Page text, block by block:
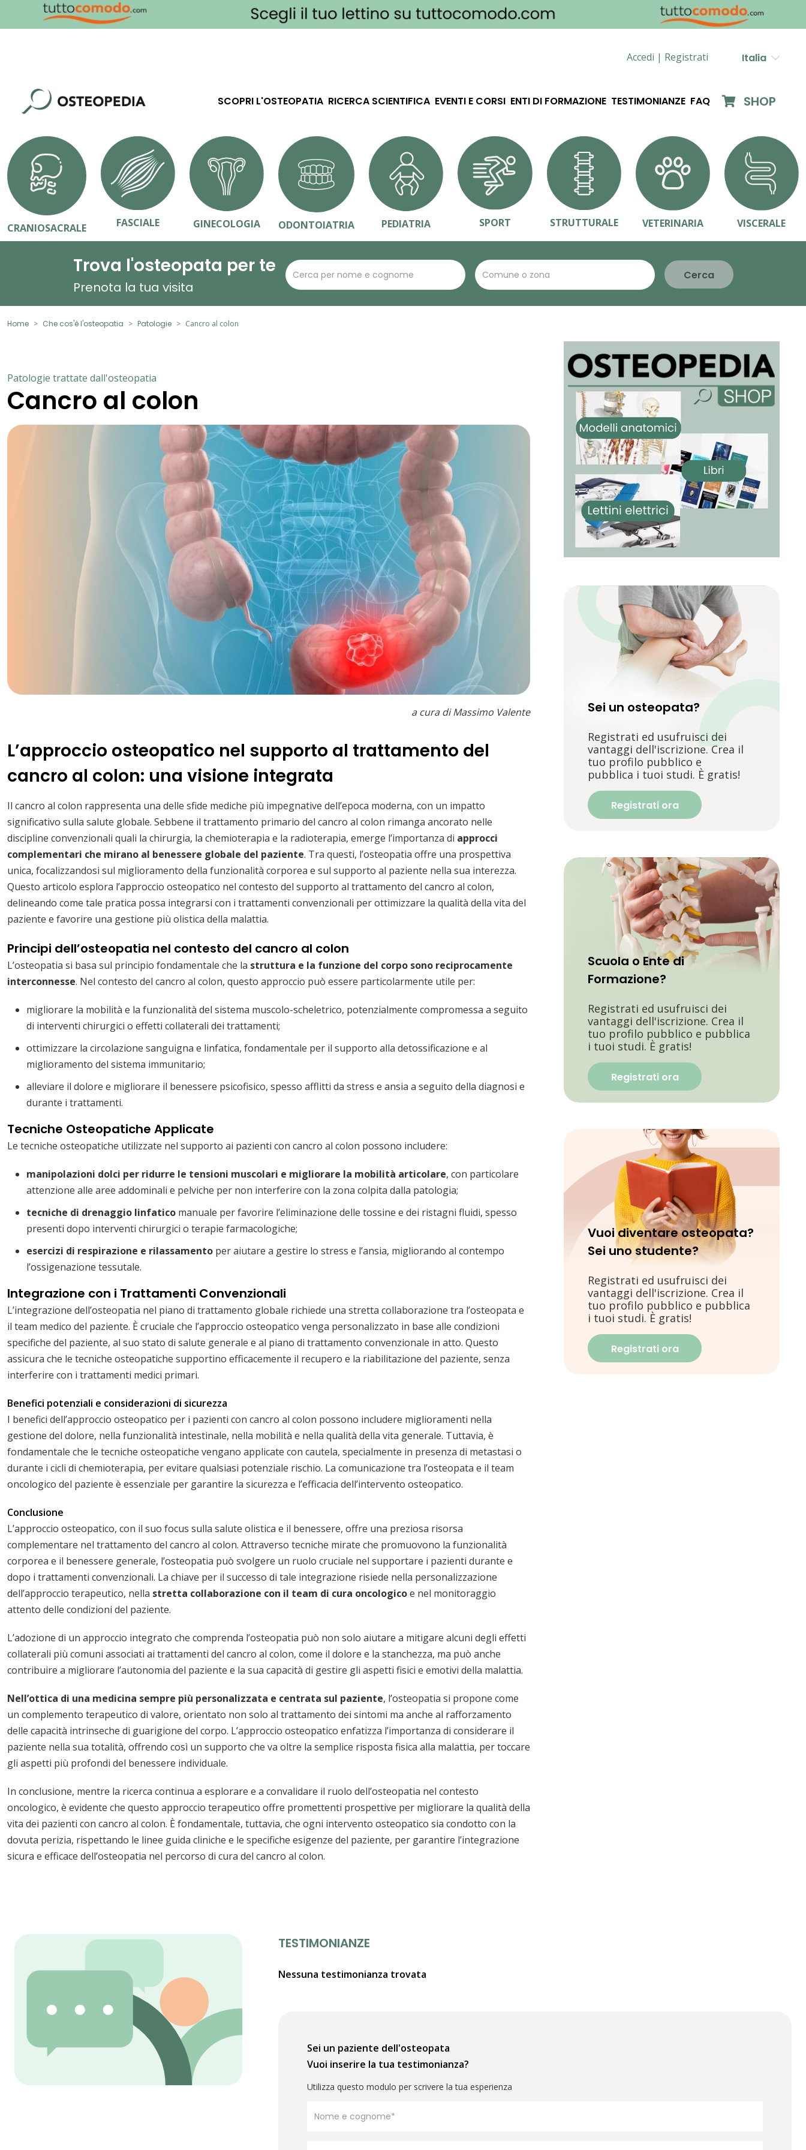
Accedi | Registrati Italia
SCOPRI L'OSTEOPATIA RICERCA SCIENTIFICA EVENTI E CORSI ENTI DI FORMAZIONE TESTIMONIANZE FAQ SHOP
CRANIOSACRALE FASCIALE GINECOLOGIA ODONTOIATRIA PEDIATRIA SPORT STRUTTURALE VETERINARIA VISCERALE
Trova l'osteopata per te
Prenota la tua visita
Cerca
Home Che cos'è l'osteopatia Patologie Cancro al colon
Patologie trattate dall'osteopatia
Cancro al colon
a cura di Massimo Valente
L’approccio osteopatico nel supporto al trattamento del
cancro al colon: una visione integrata
Il cancro al colon rappresenta una delle sfide mediche più impegnative dell’epoca moderna, con un impatto
significativo sulla salute globale. Sebbene il trattamento primario del cancro al colon rimanga ancorato nelle
discipline convenzionali quali la chirurgia, la chemioterapia e la radioterapia, emerge l’importanza di approcci
complementari che mirano al benessere globale del paziente. Tra questi, l’osteopatia offre una prospettiva
unica, focalizzandosi sul miglioramento della funzionalità corporea e sul supporto al paziente nella sua interezza.
Questo articolo esplora l’approccio osteopatico nel contesto del supporto al trattamento del cancro al colon,
delineando come tale pratica possa integrarsi con i trattamenti convenzionali per ottimizzare la qualità della vita del
paziente e favorire una gestione più olistica della malattia.
Principi dell’osteopatia nel contesto del cancro al colon
L’osteopatia si basa sul principio fondamentale che la struttura e la funzione del corpo sono reciprocamente
interconnesse. Nel contesto del cancro al colon, questo approccio può essere particolarmente utile per:
migliorare la mobilità e la funzionalità del sistema muscolo-scheletrico, potenzialmente compromessa a seguito
di interventi chirurgici o effetti collaterali dei trattamenti;
ottimizzare la circolazione sanguigna e linfatica, fondamentale per il supporto alla detossificazione e al
miglioramento del sistema immunitario;
alleviare il dolore e migliorare il benessere psicofisico, spesso afflitti da stress e ansia a seguito della diagnosi e
durante i trattamenti.
Tecniche Osteopatiche Applicate
Le tecniche osteopatiche utilizzate nel supporto ai pazienti con cancro al colon possono includere:
manipolazioni dolci per ridurre le tensioni muscolari e migliorare la mobilità articolare, con particolare
attenzione alle aree addominali e pelviche per non interferire con la zona colpita dalla patologia;
tecniche di drenaggio linfatico manuale per favorire l’eliminazione delle tossine e dei ristagni fluidi, spesso
presenti dopo interventi chirurgici o terapie farmacologiche;
esercizi di respirazione e rilassamento per aiutare a gestire lo stress e l’ansia, migliorando al contempo
l’ossigenazione tessutale.
Integrazione con i Trattamenti Convenzionali
L’integrazione dell’osteopatia nel piano di trattamento globale richiede una stretta collaborazione tra l’osteopata e
il team medico del paziente. È cruciale che l’approccio osteopatico venga personalizzato in base alle condizioni
specifiche del paziente, al suo stato di salute generale e al piano di trattamento convenzionale in atto. Questo
assicura che le tecniche osteopatiche supportino efficacemente il recupero e la riabilitazione del paziente, senza
interferire con i trattamenti medici primari.
Benefici potenziali e considerazioni di sicurezza
I benefici dell’approccio osteopatico per i pazienti con cancro al colon possono includere miglioramenti nella
gestione del dolore, nella funzionalità intestinale, nella mobilità e nella qualità della vita generale. Tuttavia, è
fondamentale che le tecniche osteopatiche vengano applicate con cautela, specialmente in presenza di metastasi o
durante i cicli di chemioterapia, per evitare qualsiasi potenziale rischio. La comunicazione tra l’osteopata e il team
oncologico del paziente è essenziale per garantire la sicurezza e l’efficacia dell’intervento osteopatico.
Conclusione
L’approccio osteopatico, con il suo focus sulla salute olistica e il benessere, offre una preziosa risorsa
complementare nel trattamento del cancro al colon. Attraverso tecniche mirate che promuovono la funzionalità
corporea e il benessere generale, l’osteopatia può svolgere un ruolo cruciale nel supportare i pazienti durante e
dopo i trattamenti convenzionali. La chiave per il successo di tale integrazione risiede nella personalizzazione
dell’approccio terapeutico, nella stretta collaborazione con il team di cura oncologicoe nel monitoraggio
attento delle condizioni del paziente.
L’adozione di un approccio integrato che comprenda l’osteopatia può non solo aiutare a mitigare alcuni degli effetti
collaterali più comuni associati ai trattamenti del cancro al colon, come il dolore e la stanchezza, ma può anche
contribuire a migliorare l’autonomia del paziente e la sua capacità di gestire gli aspetti fisici e emotivi della malattia.
Nell’ottica di una medicina sempre più personalizzata e centrata sul paziente, l’osteopatia si propone come
un complemento terapeutico di valore, orientato non solo al trattamento dei sintomi ma anche al rafforzamento
delle capacità intrinseche di guarigione del corpo. L’approccio osteopatico enfatizza l’importanza di considerare il
paziente nella sua totalità, offrendo così un supporto che va oltre la semplice risposta fisica alla malattia, per toccare
gli aspetti più profondi del benessere individuale.
In conclusione, mentre la ricerca continua a esplorare e a convalidare il ruolo dell’osteopatia nel contesto
oncologico, è evidente che questo approccio terapeutico offre promettenti prospettive per migliorare la qualità della
vita dei pazienti con cancro al colon. È fondamentale, tuttavia, che ogni intervento osteopatico sia condotto con la
dovuta perizia, rispettando le linee guida cliniche e le specifiche esigenze del paziente, per garantire l’integrazione
sicura e efficace dell’osteopatia nel percorso di cura del cancro al colon.
Sei un osteopata?
Registrati ed usufruisci dei
vantaggi dell'iscrizione. Crea il
tuo profilo pubblico e
pubblica i tuoi studi. È gratis!
Registrati ora
Scuola o Ente di
Formazione?
Registrati ed usufruisci dei
vantaggi dell'iscrizione. Crea il
tuo profilo pubblico e pubblica
i tuoi studi. È gratis!
Registrati ora
Vuoi diventare osteopata?
Sei uno studente?
Registrati ed usufruisci dei
vantaggi dell'iscrizione. Crea il
tuo profilo pubblico e pubblica
i tuoi studi. È gratis!
Registrati ora
TESTIMONIANZE
Nessuna testimonianza trovata
Sei un paziente dell'osteopata
Vuoi inserire la tua testimonianza?
Utilizza questo modulo per scrivere la tua esperienza